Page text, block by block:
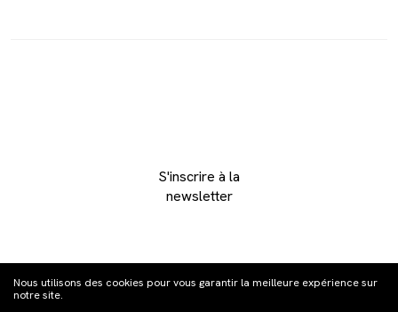
S'inscrire à la
newsletter
Nous utilisons des cookies pour vous garantir la meilleure expérience sur
notre site.